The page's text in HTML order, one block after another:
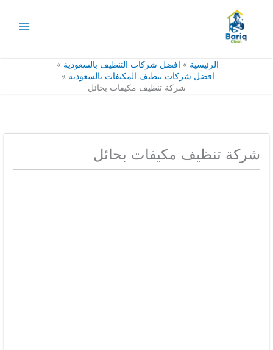
المحتوى
الرئيسية
افضل شركات التنظيف بالسعودية
افضل شركات تنظيف المكيفات بالسعودية
شركة تنظيف مكيفات بحائل
شركة تنظيف مكيفات بحائل